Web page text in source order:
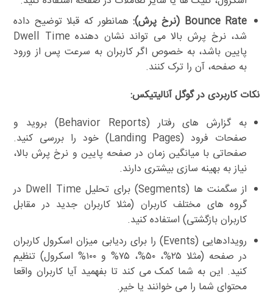
Bounce Rate (نرخ پرش):
همانطور که قبلا توضیح داده
شد، نرخ پرش بالا می تواند نشان دهنده Dwell Time
پایین باشد، به خصوص اگر کاربران به سرعت پس از ورود
به صفحه، آن را ترک کنند.
نکات کاربردی در گوگل آنالیتیکس:
به گزارش های رفتار (Behavior Reports) بروید و
صفحات فرود (Landing Pages) خود را بررسی کنید.
صفحاتی با میانگین زمان در صفحه پایین و نرخ پرش بالا،
نیاز به بهینه سازی بیشتری دارند.
از سگمنت ها (Segments) برای تحلیل Dwell Time در
گروه های مختلف کاربران (مثلا کاربران جدید در مقابل
کاربران بازگشتی) استفاده کنید.
رویدادهایی (Events) را برای ردیابی میزان اسکرول کاربران
در صفحه (مثلا ۲۵%، ۵۰%، ۷۵% و ۱۰۰% اسکرول) تنظیم
کنید. این به شما کمک می کند تا بفهمید آیا کاربران واقعا
محتوای شما را می خوانند یا خیر.